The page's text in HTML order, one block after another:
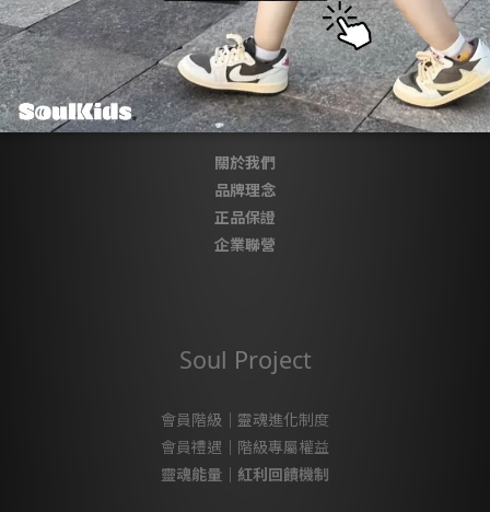
About SoulKids
關於我們
品牌理念
正品保證
企業聯營
Soul Project
會員階級｜靈魂進化制度
會員禮遇｜階級專屬權益
靈魂能量｜紅利回饋機制